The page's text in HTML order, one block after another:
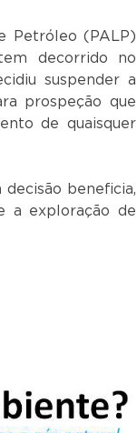
Petróleo (PALP)
decorrido no
suspender a
prospeção que
de quaisquer
beneficia,
a exploração de